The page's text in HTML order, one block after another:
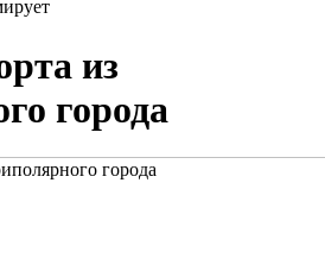
из
города